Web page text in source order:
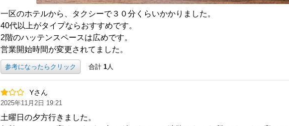
一区のホテルから、タクシーで３０分くらいかかりました。
40代以上がタイプならおすすめです。
2階のハッテンスペースは広めです。
営業開始時間が変更されてました。
参考になったらクリック 合計 1人
Yさん
2025年11月2日 19:21
土曜日の夕方行きました。